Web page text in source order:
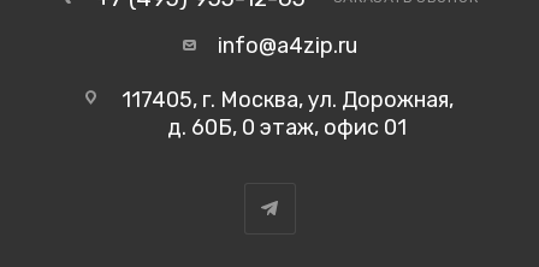
info@a4zip.ru
117405, г. Москва, ул. Дорожная,
д. 60Б, 0 этаж, офис 01